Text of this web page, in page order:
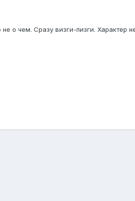
о чем. Сразу визги-пизги. Характер